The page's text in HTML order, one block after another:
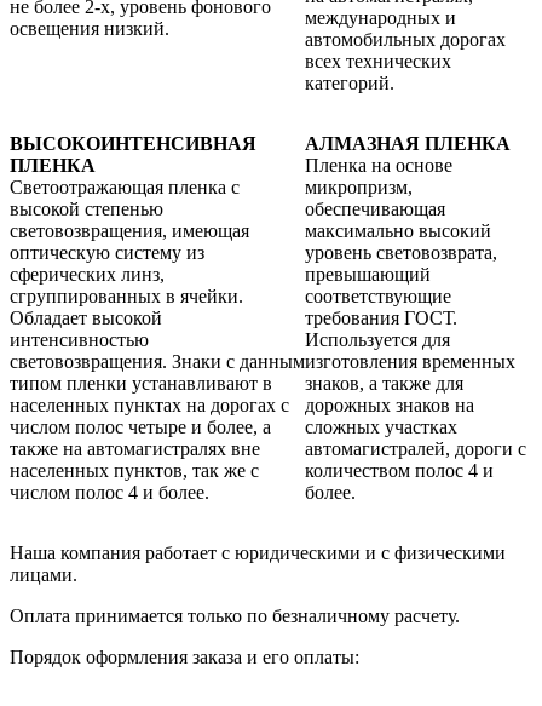
не более 2-х, уровень фонового
освещения низкий.
международных и
автомобильных дорогах
всех технических
категорий.
ВЫСОКОИНТЕНСИВНАЯ
ПЛЕНКА
Светоотражающая пленка с
высокой степенью
световозвращения, имеющая
оптическую систему из
сферических линз,
сгруппированных в ячейки.
Обладает высокой
интенсивностью
световозвращения. Знаки с данным
типом пленки устанавливают в
населенных пунктах на дорогах с
числом полос четыре и более, а
также на автомагистралях вне
населенных пунктов, так же с
числом полос 4 и более.
АЛМАЗНАЯ ПЛЕНКА
Пленка на основе
микропризм,
обеспечивающая
максимально высокий
уровень световозврата,
превышающий
соответствующие
требования ГОСТ.
Используется для
изготовления временных
знаков, а также для
дорожных знаков на
сложных участках
автомагистралей, дороги с
количеством полос 4 и
более.
Наша компания работает с юридическими и с физическими
лицами.
Оплата принимается только по безналичному расчету.
Порядок оформления заказа и его оплаты: